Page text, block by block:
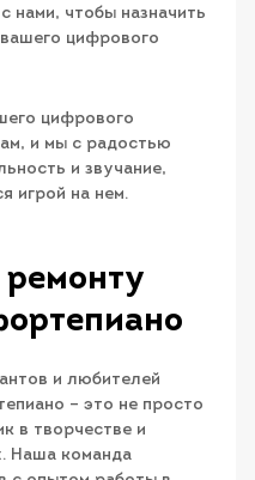
нами, чтобы назначить
цифрового
цифрового
и мы с радостью
и звучание,
игрой на нем.
и любителей
– это не просто
в творчестве и
Наша команда